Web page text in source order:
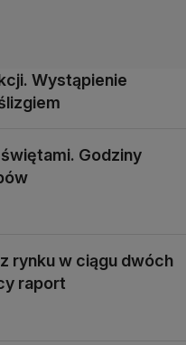
Wystąpienie
Godziny
rynku w ciągu dwóch
raport